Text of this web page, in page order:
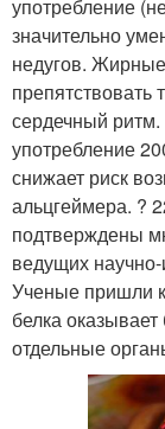
употребление
значительно
недугов.
сердечный
употребление
снижает риск
альцгеймера. ?
подтверждены
ведущих
Ученые пришли
белка
отдельные